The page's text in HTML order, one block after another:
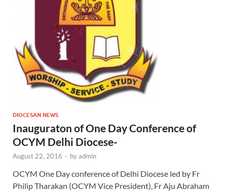
DIOCESAN NEWS
Inauguraton of One Day Conference of
OCYM Delhi Diocese-
August 22, 2016 - byadmin
OCYM One Day conference of Delhi Diocese led by Fr
Philip Tharakan (OCYM Vice President), Fr Aju Abraham